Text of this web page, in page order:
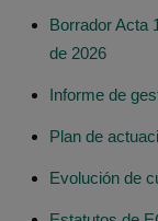
Borrador Acta
de 2026
Informe de
Plan de
Evolución de